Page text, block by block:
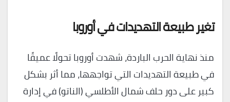
تغير طبيعة التهديدات في أوروبا
منذ نهاية الحرب الباردة، شهدت أوروبا تحولًا عميقًا
في طبيعة التهديدات التي تواجهها، مما أثر بشكل
كبير على دور حلف شمال الأطلسي (الناتو) في إدارة